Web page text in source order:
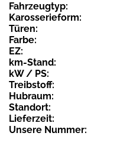
Fahrzeugtyp:
Karosserieform:
Türen:
Farbe:
EZ:
km-Stand:
kW / PS:
Treibstoff:
Hubraum:
Standort:
Lieferzeit:
Unsere Nummer: